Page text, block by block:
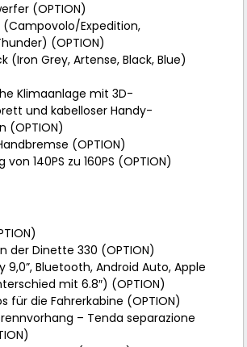
(OPTION)
(Campovolo/Expedition,
(OPTION)
(Iron Grey, Artense, Black, Blue)
Klimaanlage mit 3D-
und kabelloser Handy-
(OPTION)
(OPTION)
von 140PS zu 160PS (OPTION)
der Dinette 330 (OPTION)
9,0”, Bluetooth, Android Auto, Apple
mit 6.8″) (OPTION)
für die Fahrerkabine (OPTION)
– Tenda separazione